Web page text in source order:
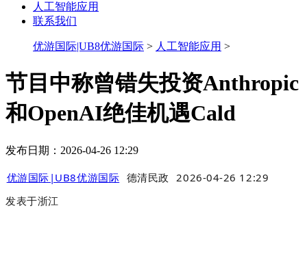
人工智能应用
联系我们
优游国际|UB8优游国际 > 人工智能应用 >
节目中称曾错失投资Anthropic
和OpenAI绝佳机遇Cald
发布日期：2026-04-26 12:29
优游国际|UB8优游国际 德清民政
2026-04-26 12:29
发表于浙江